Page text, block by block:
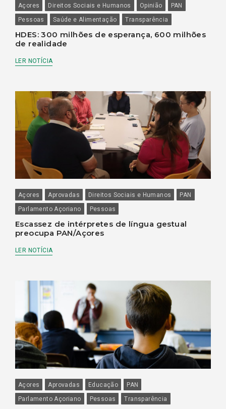
Açores Direitos Sociais e Humanos Opinião
PAN
Pessoas
Saúde e Alimentação Transparência
HDES: 300 milhões de esperança, 600 milhões
de realidade
LER NOTÍCIA
Açores Aprovadas Direitos Sociais e Humanos
PAN
Parlamento Açoriano
Pessoas
Escassez de intérpretes de língua gestual
preocupa PAN/Açores
LER NOTÍCIA
Açores Aprovadas Educação
PAN
Parlamento Açoriano
Pessoas Transparência